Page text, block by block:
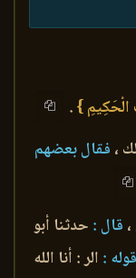
الْحَكِيمِ }.
، فقال بعضهم
قال : حدثنا أبو
: الر : أنا الله